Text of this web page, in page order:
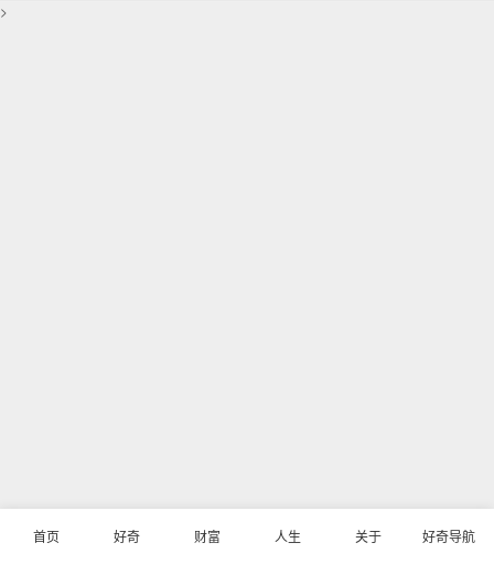
首页 好奇 财富 人生 关于 好奇导航
>